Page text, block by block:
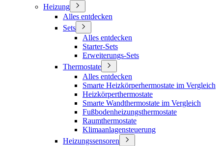
Heizung
Alles entdecken
Sets
Alles entdecken
Starter-Sets
Erweiterungs-Sets
Thermostate
Alles entdecken
Smarte Heizkörperhermostate im Vergleich
Heizkörperthermostate
Smarte Wandthermostate im Vergleich
Fußbodenheizungsthermostate
Raumthermostate
Klimaanlagensteuerung
Heizungssensoren